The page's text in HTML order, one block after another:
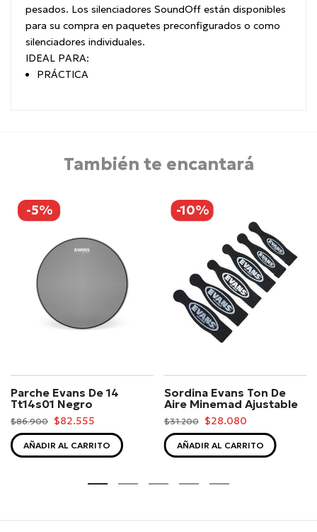
pesados. Los silenciadores SoundOff están disponibles
para su compra en paquetes preconfigurados o como
silenciadores individuales.
IDEAL PARA:
PRÁCTICA
También te encantará
-5%
Parche Evans De 14
Tt14s01 Negro
$86.900 $82.555
AÑADIR AL CARRITO
-10%
Sordina Evans Ton De
Aire Minemad Ajustable
$31.200 $28.080
AÑADIR AL CARRITO